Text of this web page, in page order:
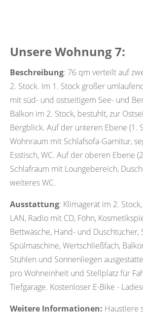
Unsere Wohnung 7:
Beschreibung: 76 qm verteilt auf
2. Stock. Im 1. Stock großer
mit süd- und ostseitigem See- und
Balkon im 2. Stock, bestuhlt, zur
Bergblick. Auf der unteren Ebene (1.
Wohnraum mit Schlafsofa-Garnitur,
Esstisch, WC. Auf der oberen Ebene
Schlafraum mit Loungebereich,
weiteres WC.
Ausstattung: Klimagerät im 2.
LAN, Radio mit CD, Föhn,
Bettwäsche, Hand- und Duschtücher,
Spülmaschine, Wertschließfach,
Stühlen und Sonnenliegen
pro Wohneinheit und Stellplatz für
Tiefgarage. Kostenloser E-Bike -
Weitere Informationen: Haustiere